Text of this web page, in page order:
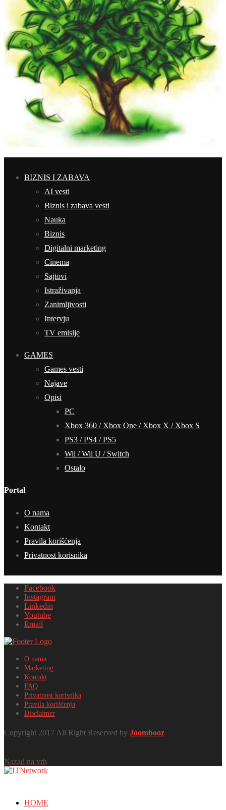
BIZNIS I ZABAVA
AI vesti
Biznis i zabava vesti
Nauka
Biznis
Digitalni marketing
Cinema
Sajtovi
Istraživanja
Zanimljivosti
Intervju
TV emisije
GAMES
Games vesti
Najave
Opisi
PC
Xbox 360 / Xbox One / Xbox X / Xbox S
PS3 / PS4 / PS5
Wii / Wii U / Switch
Ostalo
Portal
O nama
Kontakt
Pravila korišćenja
Privatnost korisnika
Facebook
Instagram
Linkedin
Youtube
Email
O nama
Marketing
Kontakt
FAQ
Privatnost korisnika
Pravila korišćenja
Disclaimer
Copyright 2017 All Right Reserved by Joombooz
Nazad na vrh
HOME